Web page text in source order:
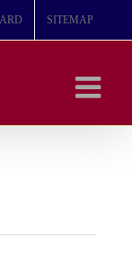
SITEMAP